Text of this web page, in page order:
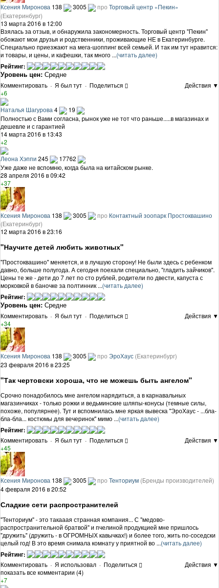
Ксения Миронова 138 3005 про Торговый центр «Пекин»
(Екатеринбург)
13 марта 2016 в 12:00
Взялась за отзыв, и обнаружила закономерность. Торговый центр "Пекин"
обожают мои друзья и родственники, проживающие НЕ в Екатеринбурге.
Специально приезжают на мега-шоппинг всей семьей. И так им тут нравится:
и товары, и цены, и кафешки, так много ...(читать далее)
Рейтинг:
Уровень цен: Средне
Комментировать · Я был тут · Поделиться
Действия ▼
+6
Наталья Шагурова 4
19
Полностью с Вами согласна, рынок уже не тот что раньше.....в магазинах и
дешевле и с гарантией
14 марта 2016 в 13:43
+2
Леона Хэппи 245
17762
Уже даже не вспомню, когда была на китайском рынке.
28 апреля 2016 в 09:42
+37
Ксения Миронова 138 3005 про Контактный зоопарк Простоквашино
(Екатеринбург)
12 марта 2016 в 23:16
"Научите детей любить животных"
"Простоквашино" меняется, и в лучшую сторону! Не были здесь с ребенком
давно, больше полугода. А сегодня поехали специально, "гладить зайчиков".
Цены те же - дети до 7 лет по сто рублей, родители по двести, капуста с
морковкой в баночке за полтинник ...(читать далее)
Рейтинг:
Уровень цен: Средне
Комментировать · Я был тут · Поделиться
Действия ▼
+34
Ксения Миронова 138 3005 про ЭроХаус (Екатеринбург)
23 февраля 2016 в 23:25
"Так чертовски хороша, что не можешь быть ангелом"
Срочно понадобилось мне ангелом нарядиться, а в карнавальных
магазинчиках - только рожки и ведьминские шляпы-конусы (темные силы,
похоже, популярнее). Тут и вспомнилась мне яркая вывеска "ЭроХаус - ...бла-
бла-бла... костюмы для вечеринок" мимо ...(читать далее)
Рейтинг:
Комментировать · Я был тут · Поделиться
Действия ▼
+45
Ксения Миронова 138 3005 про Тенториум (Бренды производителей)
4 февраля 2016 в 20:52
Сладкие сети распространителей
"Тенториум" - это такааая странная компания... С "медово-
распространительной братвой" и пчелиной продукцией мне пришлось
"дружить" (дружить - в ОГРОМНЫХ кавычках!) и более того, жить по-соседски
целый год! В это время снимала комнату у приятной во ...(читать далее)
Рейтинг:
Комментировать · Я использовал · Поделиться
Действия ▼
показать все комментарии (4)
+7